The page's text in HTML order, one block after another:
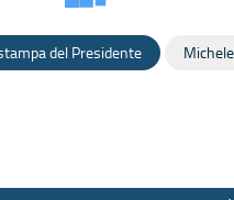
del Presidente